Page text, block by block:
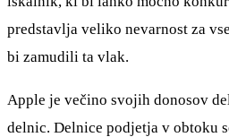
predstavlja veliko nevarnost za
bi zamudili ta vlak.
Apple je večino svojih donosov
delnic. Delnice podjetja v obtoku